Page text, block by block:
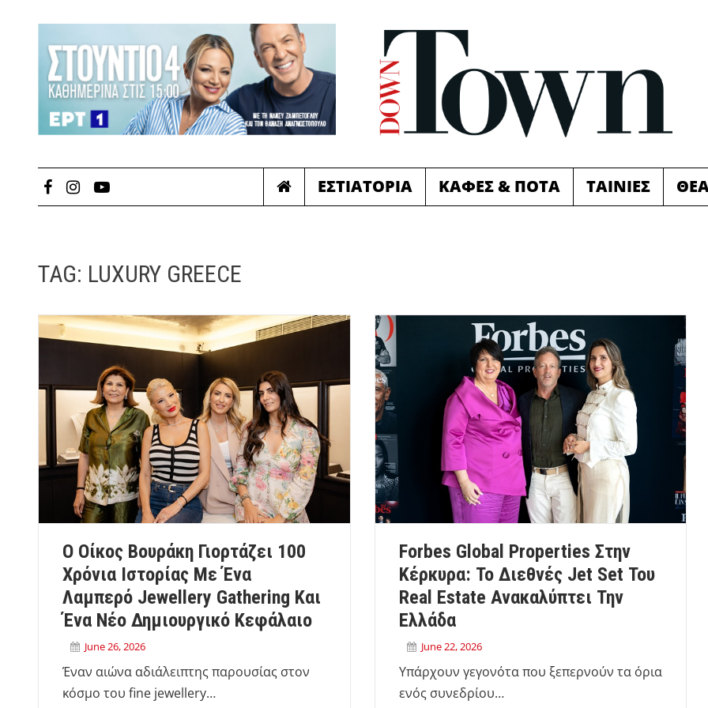
ΕΣΤΙΑΤΟΡΙΑ ΚΑΦΕΣ & ΠΟΤΑ ΤΑΙΝΙΕΣ
TAG: LUXURY GREECE
Ο Οίκος Βουράκη Γιορτάζει 100
Χρόνια Ιστορίας Με Ένα
Λαμπερό Jewellery Gathering Και
Ένα Νέο Δημιουργικό Κεφάλαιο
June 26, 2026
Έναν αιώνα αδιάλειπτης παρουσίας στον
κόσμο του fine jewellery…
Forbes Global Properties Στην
Κέρκυρα: Το Διεθνές Jet Set Του
Real Estate Ανακαλύπτει Την
Ελλάδα
June 22, 2026
Υπάρχουν γεγονότα που ξεπερνούν τα όρια
ενός συνεδρίου…